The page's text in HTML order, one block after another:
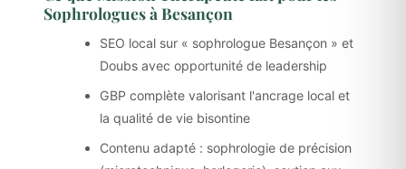
Sophrologues à Besançon
SEO local sur « sophrologue Besançon » et
Doubs avec opportunité de leadership
GBP complète valorisant l'ancrage local et
la qualité de vie bisontine
Contenu adapté : sophrologie de précision